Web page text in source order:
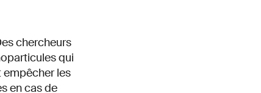
chercheurs
qui
empêcher les
en cas de